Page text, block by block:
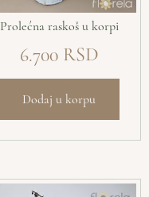
Prolećna raskoš u korpi
6.700
Dodaj u korpu